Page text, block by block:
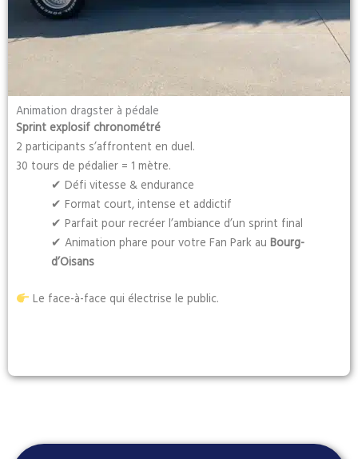
Animation dragster à pédale
Sprint explosif chronométré
2 participants s’affrontent en duel.
30 tours de pédalier = 1 mètre.
✔ Défi vitesse & endurance
✔ Format court, intense et addictif
✔ Parfait pour recréer l’ambiance d’un sprint final
✔ Animation phare pour votre Fan Park au Bourg-
d’Oisans
Le face-à-face qui électrise le public.